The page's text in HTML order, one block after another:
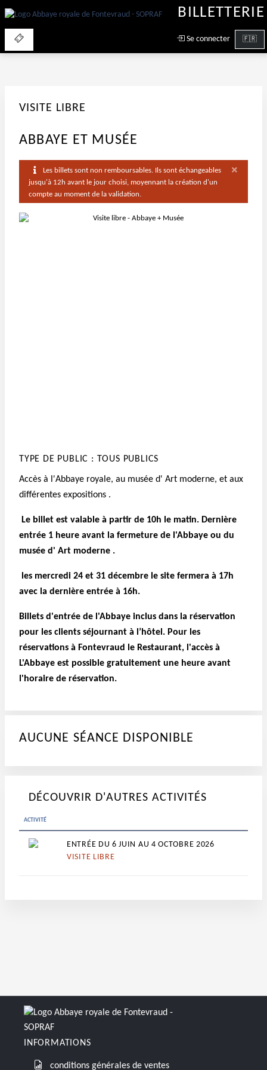
BILLETTERIE
Se connecter
VISITE LIBRE
ABBAYE ET MUSÉE
Les billets sont non remboursables. Ils sont échangeables
jusqu'à 12h avant le jour choisi, moyennant la création d'un
compte au moment de la validation.
TYPE DE PUBLIC : TOUS PUBLICS
Accès à l'Abbaye royale, au musée d' Art moderne, et aux
différentes expositions .
Le billet est valable à partir de 10h le matin. Dernière
entrée 1 heure avant la fermeture de l'Abbaye ou du
musée d' Art moderne .
les mercredi 24 et 31 décembre le site fermera à 17h
avec la dernière entrée à 16h.
Billets d'entrée de l'Abbaye inclus dans la réservation
pour les clients séjournant à l’hôtel. Pour les
réservations à Fontevraud le Restaurant, l'accès à
L'Abbaye est possible gratuitement une heure avant
l'horaire de réservation.
AUCUNE SÉANCE DISPONIBLE
DÉCOUVRIR D'AUTRES ACTIVITÉS
ACTIVITÉ
ENTRÉE DU 6 JUIN AU 4 OCTOBRE 2026
VISITE LIBRE
INFORMATIONS
conditions générales de ventes